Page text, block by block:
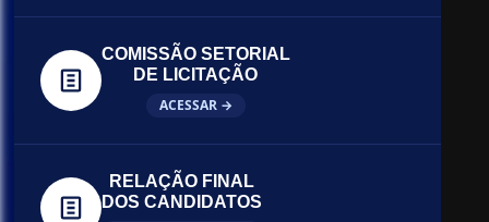
COMISSÃO SETORIAL
DE LICITAÇÃO
ACESSAR →
RELAÇÃO FINAL
DOS CANDIDATOS